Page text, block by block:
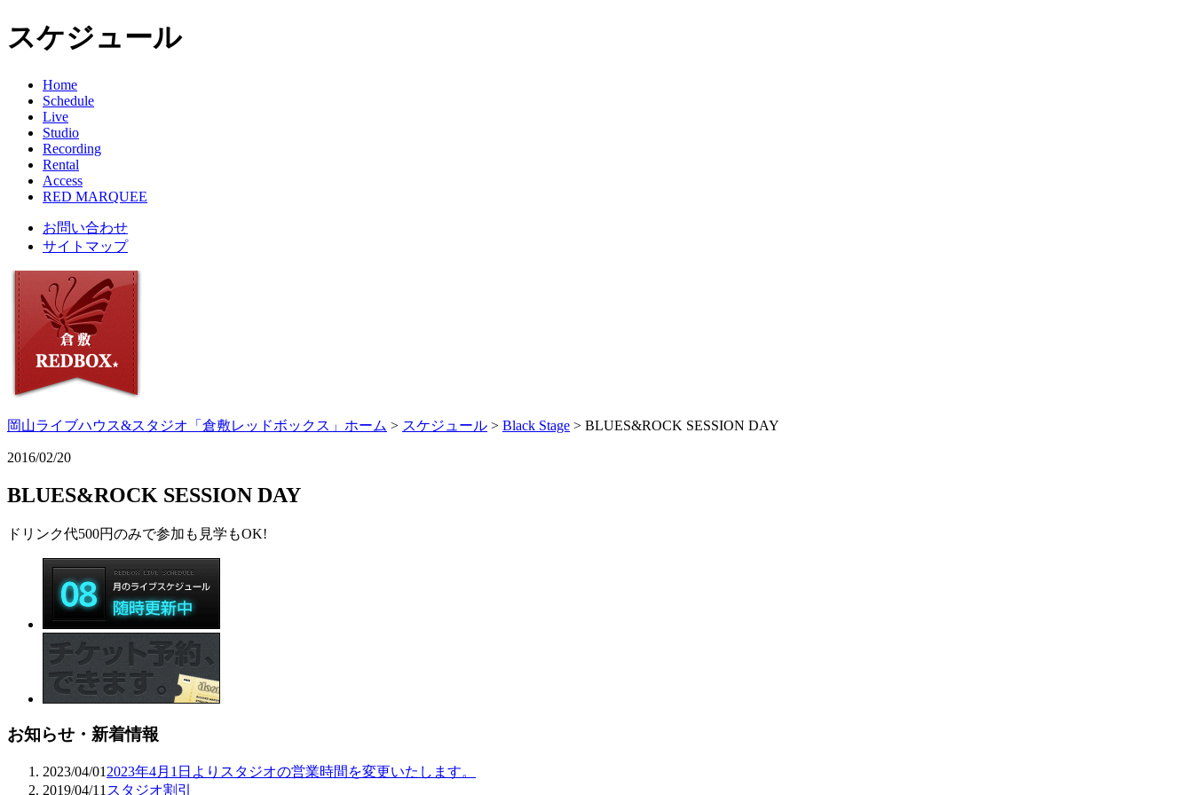
スケジュール
Home
Schedule
Live
Studio
Recording
Rental
Access
RED MARQUEE
お問い合わせ
サイトマップ
岡山ライブハウス&スタジオ「倉敷レッドボックス」ホーム > スケジュール > Black Stage > BLUES&ROCK SESSION DAY
2016/02/20
BLUES&ROCK SESSION DAY
ドリンク代500円のみで参加も見学もOK!
お知らせ・新着情報
2023/04/01 2023年4月1日よりスタジオの営業時間を変更いたします。
2019/04/11 スタジオ割引